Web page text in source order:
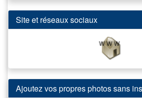
Site et réseaux sociaux
Ajoutez vos propres photos sans